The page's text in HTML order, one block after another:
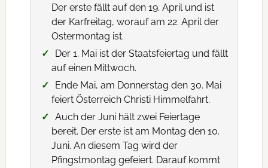
Der erste fällt auf den 19. April und ist
der Karfreitag, worauf am 22. April der
Ostermontag ist.
Der 1. Mai ist der Staatsfeiertag und fällt
auf einen Mittwoch.
Ende Mai, am Donnerstag den 30. Mai
feiert Österreich Christi Himmelfahrt.
Auch der Juni hält zwei Feiertage
bereit. Der erste ist am Montag den 10.
Juni. An diesem Tag wird der
Pfingstmontag gefeiert. Darauf kommt